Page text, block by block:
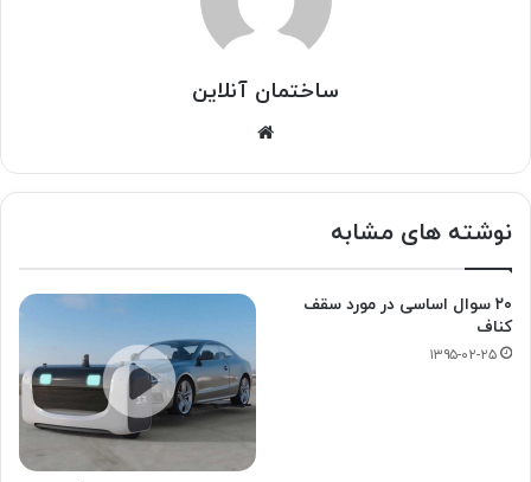
ساختمان آنلاین
نوشته های مشابه
۲۰ سوال اساسی در مورد سقف
کناف
۱۳۹۵-۰۲-۲۵